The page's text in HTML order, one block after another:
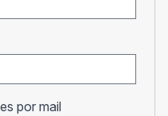
por mail